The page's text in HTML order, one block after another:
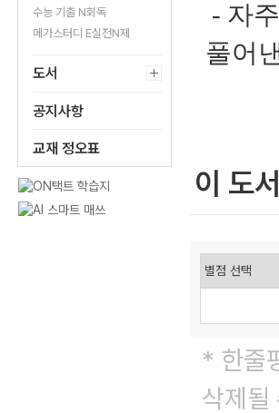
수능 기출 N회독
메가스터디 E실전N제
도서
공지사항
교재 정오표
- 자
풀어
이 도
* 한줄
삭제될